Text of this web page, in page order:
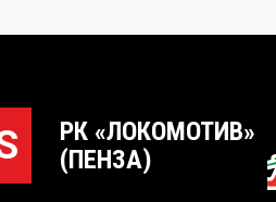
РК «ЛОКОМОТИВ»
(ПЕНЗА)